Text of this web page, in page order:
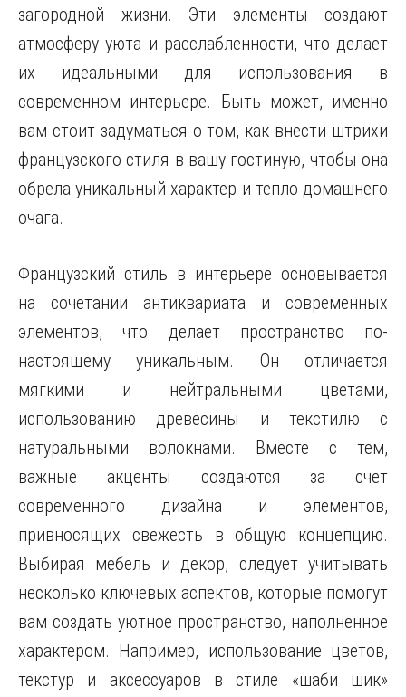
загородной жизни. Эти элементы создают
атмосферу уюта и расслабленности, что делает
их идеальными для использования в
современном интерьере. Быть может, именно
вам стоит задуматься о том, как внести штрихи
французского стиля в вашу гостиную, чтобы она
обрела уникальный характер и тепло домашнего
очага.
Французский стиль в интерьере основывается
на сочетании антиквариата и современных
элементов, что делает пространство по-
настоящему уникальным. Он отличается
мягкими и нейтральными цветами,
использованию древесины и текстилю с
натуральными волокнами. Вместе с тем,
важные акценты создаются за счёт
современного дизайна и элементов,
привносящих свежесть в общую концепцию.
Выбирая мебель и декор, следует учитывать
несколько ключевых аспектов, которые помогут
вам создать уютное пространство, наполненное
характером. Например, использование цветов,
текстур и аксессуаров в стиле «шаби шик»